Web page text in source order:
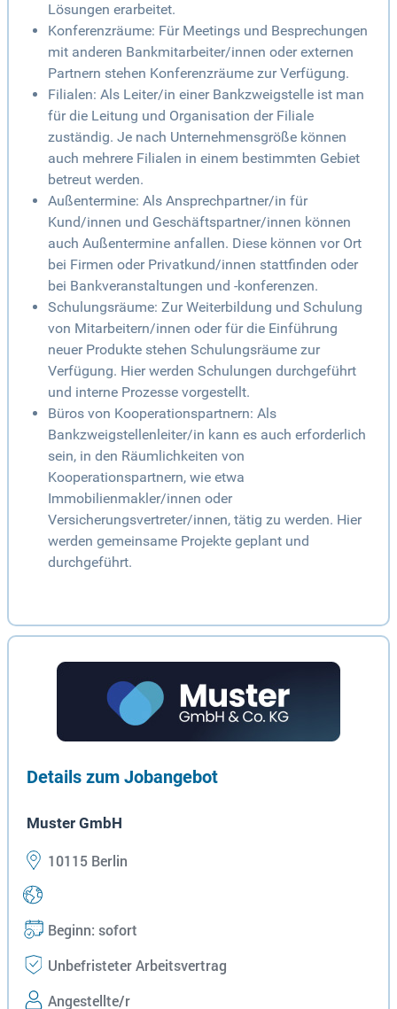
Lösungen erarbeitet.
Konferenzräume: Für Meetings und Besprechungen
mit anderen Bankmitarbeiter/innen oder externen
Partnern stehen Konferenzräume zur Verfügung.
Filialen: Als Leiter/in einer Bankzweigstelle ist man
für die Leitung und Organisation der Filiale
zuständig. Je nach Unternehmensgröße können
auch mehrere Filialen in einem bestimmten Gebiet
betreut werden.
Außentermine: Als Ansprechpartner/in für
Kund/innen und Geschäftspartner/innen können
auch Außentermine anfallen. Diese können vor Ort
bei Firmen oder Privatkund/innen stattfinden oder
bei Bankveranstaltungen und -konferenzen.
Schulungsräume: Zur Weiterbildung und Schulung
von Mitarbeitern/innen oder für die Einführung
neuer Produkte stehen Schulungsräume zur
Verfügung. Hier werden Schulungen durchgeführt
und interne Prozesse vorgestellt.
Büros von Kooperationspartnern: Als
Bankzweigstellenleiter/in kann es auch erforderlich
sein, in den Räumlichkeiten von
Kooperationspartnern, wie etwa
Immobilienmakler/innen oder
Versicherungsvertreter/innen, tätig zu werden. Hier
werden gemeinsame Projekte geplant und
durchgeführt.
Details zum Jobangebot
Muster GmbH
10115 Berlin
Beginn: sofort
Unbefristeter Arbeitsvertrag
Angestellte/r